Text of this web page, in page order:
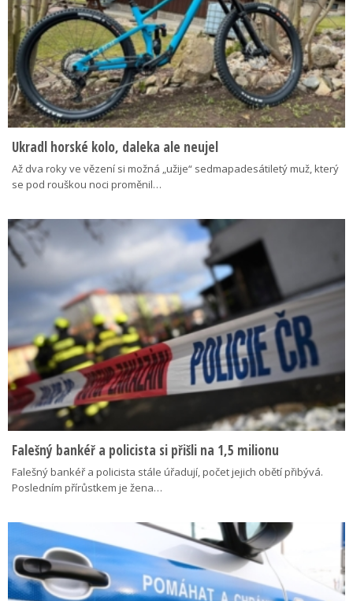
Ukradl horské kolo, daleka ale neujel
Až dva roky ve vězení si možná „užije“ sedmapadesátiletý muž, který
se pod rouškou noci proměnil…
Falešný bankéř a policista si přišli na 1,5 milionu
Falešný bankéř a policista stále úřadují, počet jejich obětí přibývá.
Posledním přírůstkem je žena…